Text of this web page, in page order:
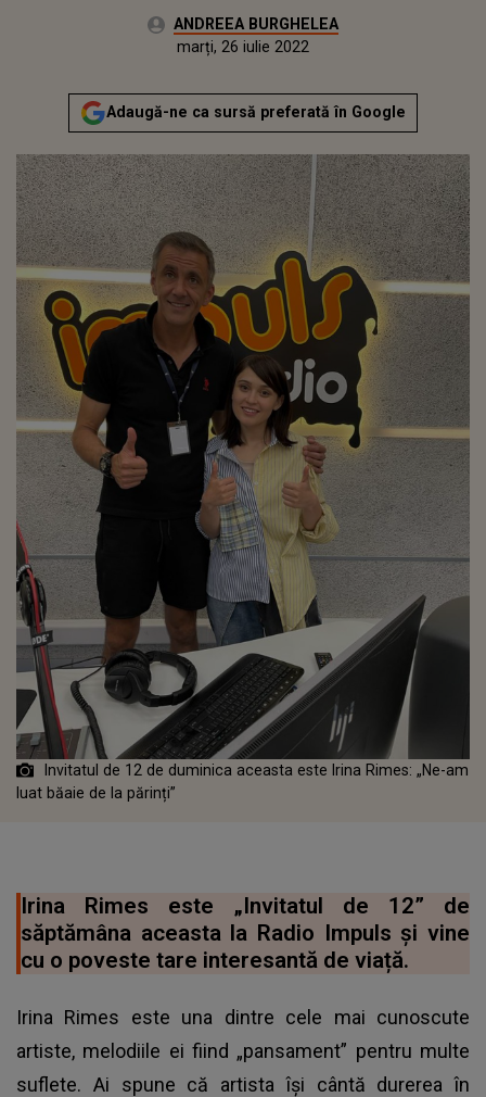
Autor:ANDREEA BURGHELEA
Actualizat:
marți, 26 iulie 2022
Adaugă-ne ca sursă preferată în Google
Invitatul de 12 de duminica aceasta este Irina Rimes: „Ne-am
luat băaie de la părinți”
Irina Rimes este „Invitatul de 12” de
săptămâna aceasta la Radio Impuls și vine
cu o poveste tare interesantă de viață.
Irina Rimes este una dintre cele mai cunoscute
artiste, melodiile ei fiind „pansament” pentru multe
suflete. Ai spune că artista își cântă durerea în